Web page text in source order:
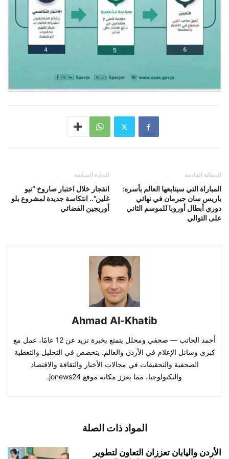
المادة السابقة
انفجار خلال اختبار صاروخ “نيو
غلين”.. انتكاسة جديدة لمشروع بلو
أوريجين الفضائي
المقالة القادمة
المباراة التي سيتابعها العالم بأسره:
باريس سان جيرمان في نهائي
دوري أبطال أوروبا للموسم الثاني
على التوالي
Ahmad Al-Khatib
أحمد الحاتب — صحفي ومحلل يتمتع بخبرة تزيد عن 12 عامًا، عمل مع
كبرى وسائل الإعلام في الأردن والعالم. يتخصص في التحليل والتغطية
الصحفية والتحقيقات في مجالات الأخبار والثقافة والاقتصاد
والتكنولوجيا، مما يعزز مكانة موقع jonews24.
المواد ذات الصلة
الأردن واليابان تعززان التعاون لتطوير